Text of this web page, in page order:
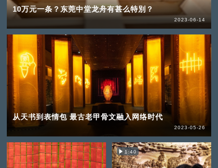
10万元一条？东莞中堂龙舟有甚么特別？
2023-06-14
从天书到表情包 最古老甲骨文融入网络时代
2023-05-26
1:40